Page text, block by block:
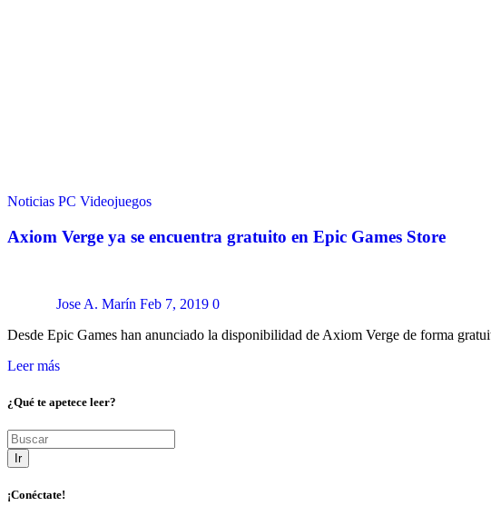
Noticias PC Videojuegos
Axiom Verge ya se encuentra gratuito en Epic Games Store
Jose A. Marín Feb 7, 2019 0
Desde Epic Games han anunciado la disponibilidad de Axiom Verge de forma
Leer más
¿Qué te apetece leer?
Ir
¡Conéctate!